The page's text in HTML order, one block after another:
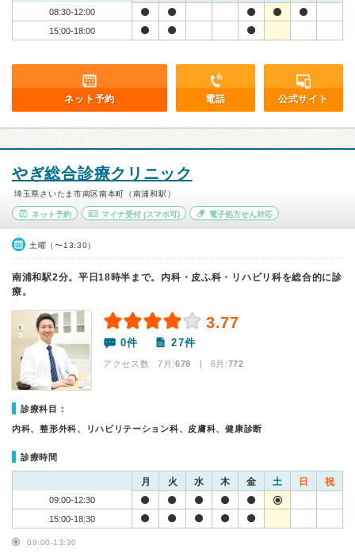
08:30-12:00
15:00-18:00
ネット予約 電話 公式サイト
やぎ総合診療クリニック
埼玉県さいたま市南区南本町（南浦和駅）
ネット予約 マイナ受付(スマホ可) 電子処方せん対応
土曜（〜13:30）
南浦和駅2分。平日18時半まで。内科・皮ふ科・リハビリ科を総合的に診
療。
3.77
0件 27件
アクセス数 7月:678 | 6月:772
診療科目：
内科、整形外科、リハビリテーション科、皮膚科、健康診断
診療時間
月 火 水 木 金 土 日 祝
09:00-12:30
15:00-18:30
09:00-13:30